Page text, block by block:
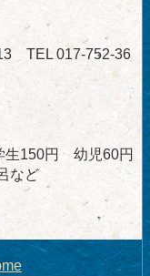
TEL 017-752-36
150円 幼児60円
など